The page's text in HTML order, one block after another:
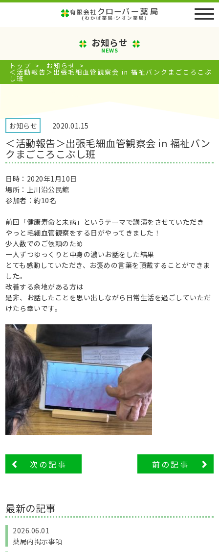
お知らせ
NEWS
トップ > お知らせ >
＜活動報告＞出張毛細血管観察会 in 福祉バンクまごころこぶ
し班
お知らせ 2020.01.15
＜活動報告＞出張毛細血管観察会 in 福祉バン
クまごころこぶし班
日時：2020年1月10日
場所：上川沿公民館
参加者：約10名
前回「健康寿命と未病」というテーマで講演をさせていただき
やっと毛細血管観察をする日がやってきました！
少人数でのご依頼のため
一人ずつゆっくりと中身の濃いお話をした結果
とても感動していただき、お褒めの言葉を頂戴することができま
した。
改善する余地がある方は
是非、お話したことを思い出しながら日常生活を過ごしていただ
けたら幸いです。
次の記事 前の記事
最新の記事
2026.06.01
薬局内掲示事項